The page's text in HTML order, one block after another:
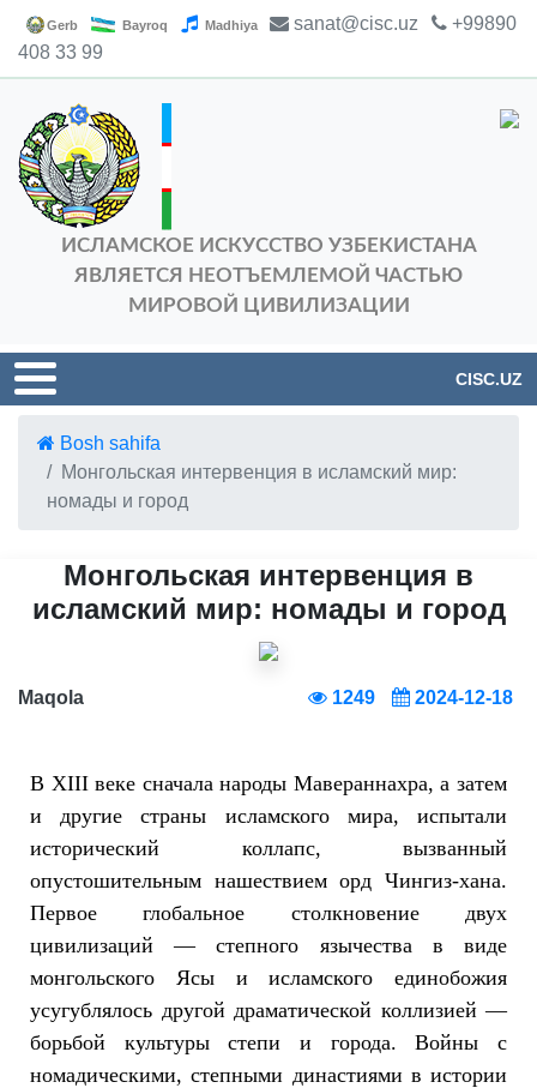
Gerb Bayroq Madhiya sanat@cisc.uz
+99890
408 33 99
ИСЛАМСКОЕ ИСКУССТВО УЗБЕКИСТАНА
ЯВЛЯЕТСЯ НЕОТЪЕМЛЕМОЙ ЧАСТЬЮ
МИРОВОЙ ЦИВИЛИЗАЦИИ
CISC.UZ
Bosh sahifa
Монгольская интервенция в исламский мир:
номады и город
Монгольская интервенция в
исламский мир: номады и город
Maqola 1249 2024-12-18
В XIII веке сначала народы Мавераннахра, а затем
и другие страны исламского мира, испытали
исторический коллапс, вызванный
опустошительным нашествием орд Чингиз-хана.
Первое глобальное столкновение двух
цивилизаций — степного язычества в виде
монгольского Ясы и исламского единобожия
усугублялось другой драматической коллизией —
борьбой культуры степи и города. Войны с
номадическими, степными династиями в истории